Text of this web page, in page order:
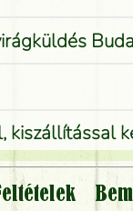
kiszállítással